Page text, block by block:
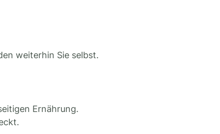
weiterhin Sie selbst.
Ernährung.